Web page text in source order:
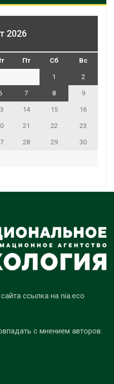
2026
Пт Сб Вс
1 2
7 8 9
14 15 16
21 22 23
28 29 30
ссылка на nia.eco
с мнением авторов.